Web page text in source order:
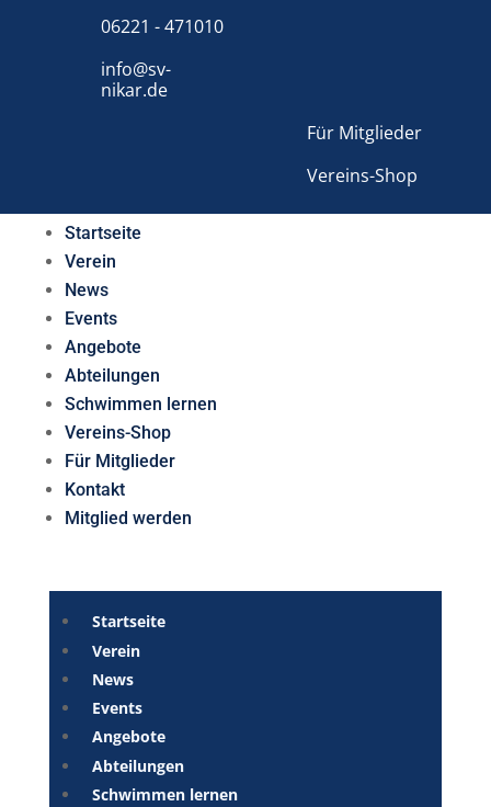
06221 - 471010
info@sv-
nikar.de
Für Mitglieder
Vereins-Shop
Startseite
Verein
News
Events
Angebote
Abteilungen
Schwimmen lernen
Vereins-Shop
Für Mitglieder
Kontakt
Mitglied werden
Startseite
Verein
News
Events
Angebote
Abteilungen
Schwimmen lernen